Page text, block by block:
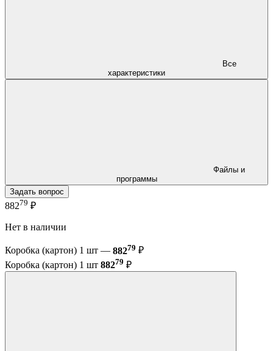
характеристики
программы
Задать вопрос
88279 ₽
Нет в наличии
Коробка (картон) 1 шт — 88279 ₽
Коробка (картон) 1 шт 88279 ₽